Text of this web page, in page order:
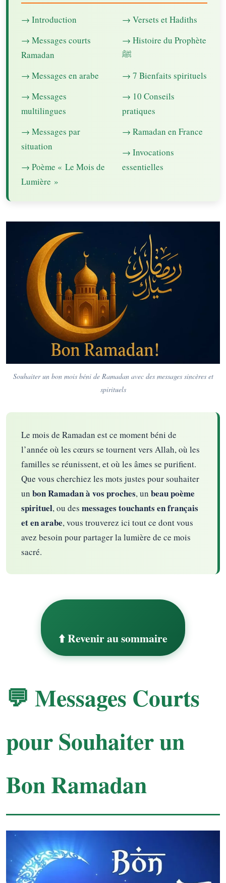
→ Introduction
→ Messages courts
Ramadan
→ Messages en arabe
→ Messages
multilingues
→ Messages par
situation
→ Poème « Le Mois de
Lumière »
→ Versets et Hadiths
→ Histoire du Prophète
ﷺ
→ 7 Bienfaits spirituels
→ 10 Conseils
pratiques
→ Ramadan en France
→ Invocations
essentielles
Souhaiter un bon mois béni de Ramadan avec des messages sincères et
spirituels
Le mois de Ramadan est ce moment béni de
l’année où les cœurs se tournent vers Allah, où les
familles se réunissent, et où les âmes se purifient.
Que vous cherchiez les mots justes pour souhaiter
un bon Ramadan à vos proches, un beau poème
spirituel, ou des messages touchants en français
et en arabe, vous trouverez ici tout ce dont vous
avez besoin pour partager la lumière de ce mois
sacré.
⬆️ Revenir au sommaire
💬 Messages Courts
pour Souhaiter un
Bon Ramadan